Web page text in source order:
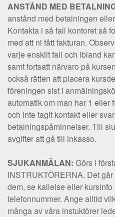
ANSTÅND MED
anstånd med betalningen
Kontakta i så fall kontoret så
med att ni fått fakturan.
varje enskilt fall och ibland
samt fortsatt närvaro på
också rätten att placera
föreningen sist i
automatik om man har 1 eller
och inte tagit kontakt eller
betalningspåminnelser. Till
avgifter att gå till inkasso.
SJUKANMÄLAN: Görs i
INSTRUKTÖRERNA. Det
dem, se kallelse eller
telefonnummer. Ange alltid
många av våra instuktörer